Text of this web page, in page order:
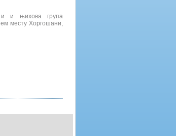
и и њихова група
месту Хоргошани,